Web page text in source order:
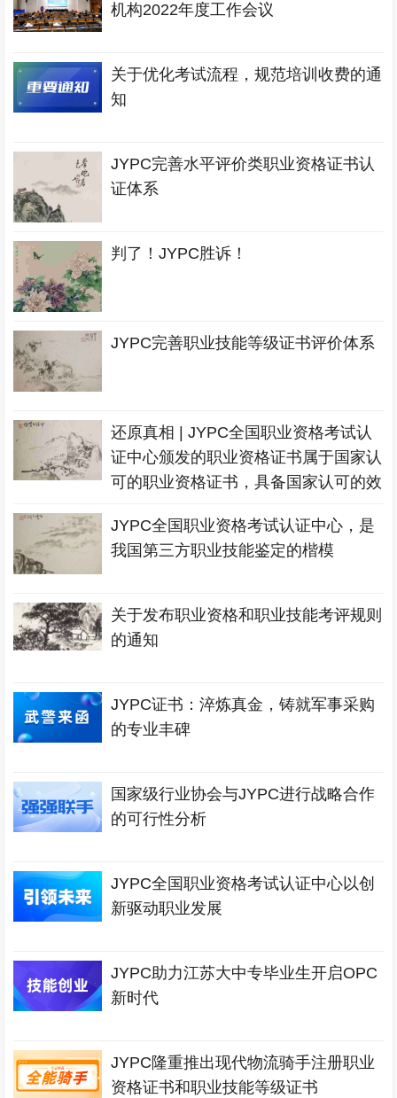
机构2022年度工作会议
关于优化考试流程，规范培训收费的通
知
JYPC完善水平评价类职业资格证书认
证体系
判了！JYPC胜诉！
JYPC完善职业技能等级证书评价体系
还原真相 | JYPC全国职业资格考试认
证中心颁发的职业资格证书属于国家认
可的职业资格证书，具备国家认可的效
JYPC全国职业资格考试认证中心，是
我国第三方职业技能鉴定的楷模
关于发布职业资格和职业技能考评规则
的通知
JYPC证书：淬炼真金，铸就军事采购
的专业丰碑
国家级行业协会与JYPC进行战略合作
的可行性分析
JYPC全国职业资格考试认证中心以创
新驱动职业发展
JYPC助力江苏大中专毕业生开启OPC
新时代
JYPC隆重推出现代物流骑手注册职业
资格证书和职业技能等级证书